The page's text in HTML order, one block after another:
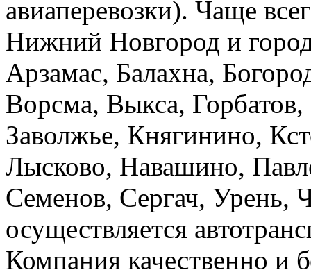
авиаперевозки). Чаще
Нижний Новгород и
Арзамас, Балахна,
Ворсма, Выкса,
Заволжье, Княгинино,
Лысково, Навашино,
Семенов, Сергач, Урень,
осуществляется
Компания качественно и